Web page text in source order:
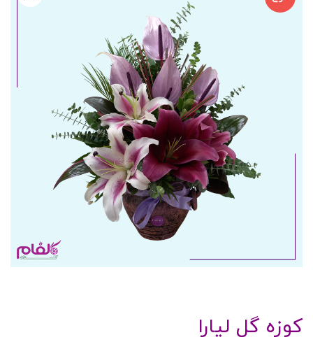
کوزه گل لیارا